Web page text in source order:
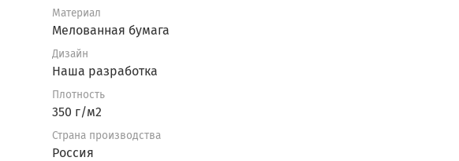
Материал
Мелованная бумага
Дизайн
Наша разработка
Плотность
350 г/м2
Страна производства
Россия